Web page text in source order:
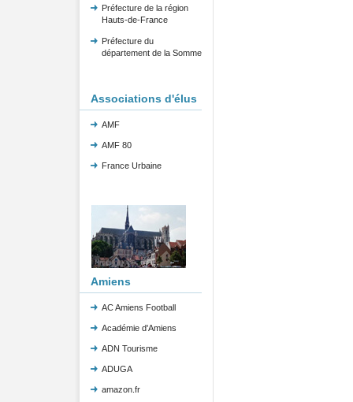
Préfecture de la région
Hauts-de-France
Préfecture du
département de la Somme
Associations d'élus
AMF
AMF 80
France Urbaine
Amiens
AC Amiens Football
Académie d'Amiens
ADN Tourisme
ADUGA
amazon.fr